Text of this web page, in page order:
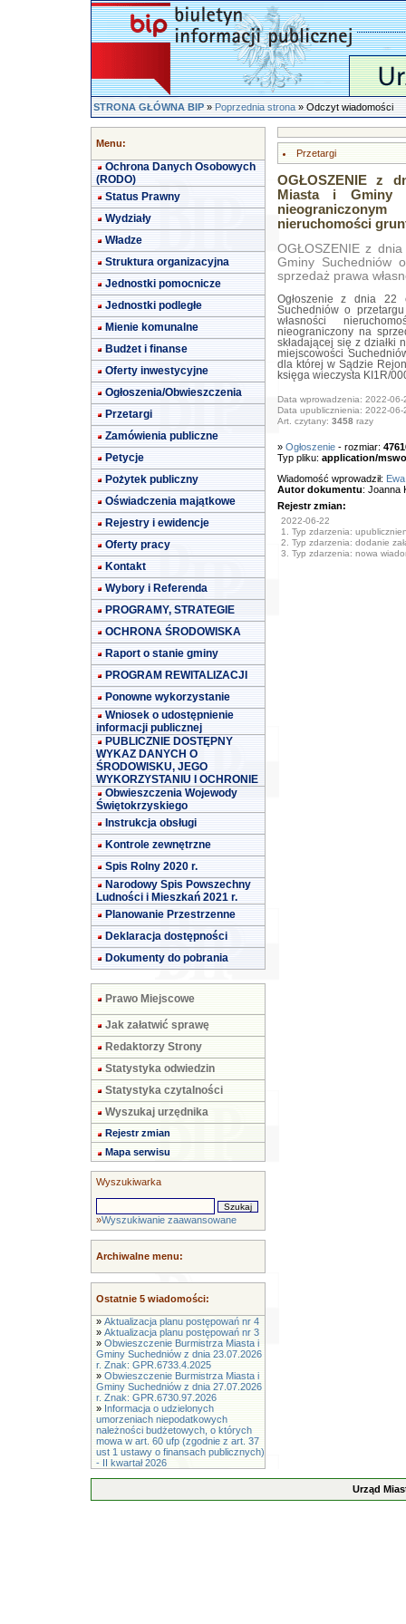
STRONA GŁÓWNA BIP»Poprzednia strona» Odczyt wiadomości
Menu:
Ochrona Danych Osobowych
(RODO)
Status Prawny
Wydziały
Władze
Struktura organizacyjna
Jednostki pomocnicze
Jednostki podległe
Mienie komunalne
Budżet i finanse
Oferty inwestycyjne
Ogłoszenia/Obwieszczenia
Przetargi
Zamówienia publiczne
Petycje
Pożytek publiczny
Oświadczenia majątkowe
Rejestry i ewidencje
Oferty pracy
Kontakt
Wybory i Referenda
PROGRAMY, STRATEGIE
OCHRONA ŚRODOWISKA
Raport o stanie gminy
PROGRAM REWITALIZACJI
Ponowne wykorzystanie
Wniosek o udostępnienie
informacji publicznej
PUBLICZNIE DOSTĘPNY
WYKAZ DANYCH O
ŚRODOWISKU, JEGO
WYKORZYSTANIU I OCHRONIE
Obwieszczenia Wojewody
Świętokrzyskiego
Instrukcja obsługi
Kontrole zewnętrzne
Spis Rolny 2020 r.
Narodowy Spis Powszechny
Ludności i Mieszkań 2021 r.
Planowanie Przestrzenne
Deklaracja dostępności
Dokumenty do pobrania
Prawo Miejscowe
Jak załatwić sprawę
Redaktorzy Strony
Statystyka odwiedzin
Statystyka czytalności
Wyszukaj urzędnika
Rejestr zmian
Mapa serwisu
Wyszukiwarka
»Wyszukiwanie zaawansowane
Archiwalne menu:
Ostatnie 5 wiadomości:
» Aktualizacja planu postępowań nr 4
» Aktualizacja planu postępowań nr 3
» Obwieszczenie Burmistrza Miasta i
Gminy Suchedniów z dnia 23.07.2026
r. Znak: GPR.6733.4.2025
» Obwieszczenie Burmistrza Miasta i
Gminy Suchedniów z dnia 27.07.2026
r. Znak: GPR.6730.97.2026
» Informacja o udzielonych
umorzeniach niepodatkowych
należności budżetowych, o których
mowa w art. 60 ufp (zgodnie z art. 37
ust 1 ustawy o finansach publicznych)
- II kwartał 2026
Przetargi
OGŁOSZENIE z
Miasta i Gminy
nieruchomości
OGŁOSZENIE z
Gminy Suchedniów
sprzedaż prawa
Ogłoszenie z dnia 22
Suchedniów o
własności
nieograniczony na
składającej się z działki
miejscowości
dla której w Sądzie
księga wieczysta KI1R/
Data wprowadzenia: 2022-06-
Data upublicznienia: 2022-06-
Art. czytany: 3458 razy
» Ogłoszenie- rozmiar:
Typ pliku: application/
Wiadomość wprowadził:
Autor dokumentu: Joanna
Rejestr zmian:
2022-06-22
1. Typ zdarzenia:
2. Typ zdarzenia: dodanie
3. Typ zdarzenia: nowa
Urząd